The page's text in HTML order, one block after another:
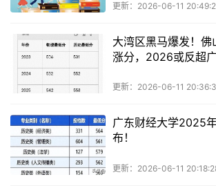
更新：2026-06-11
大湾区黑马爆发！
涨分，2026或反超
更新：2026-06-11
广东财经大学2025
布！
更新：2026-06-11